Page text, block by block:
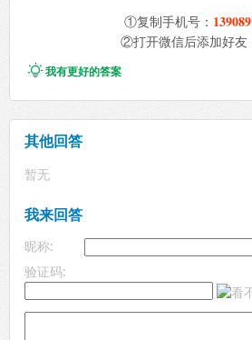
①复制手机号：
②打开微信后添加好友
我有更好的答案
其他回答
暂无
我来回答
昵称:
验证码: